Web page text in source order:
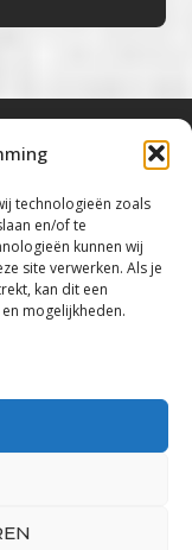
technologieën zoals
en/of te
kunnen wij
site verwerken. Als je
kan dit een
mogelijkheden.
Roots &
Music – All